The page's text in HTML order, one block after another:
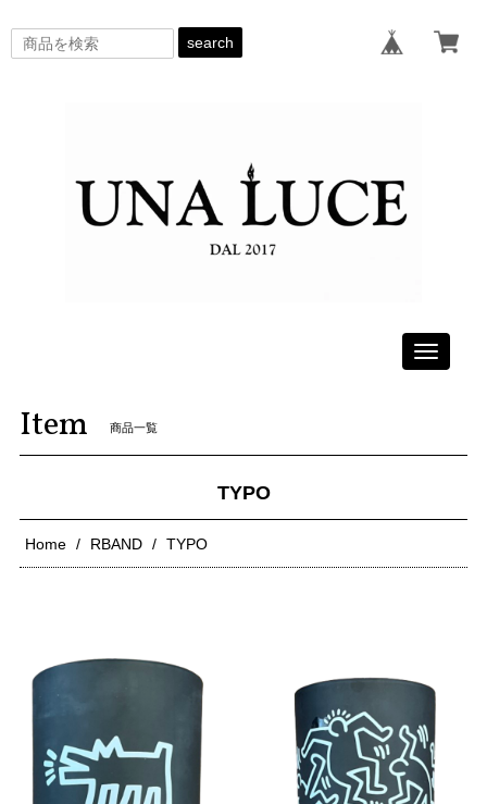
search
Toggle
Item 商品一覧
TYPO
Home RBAND TYPO